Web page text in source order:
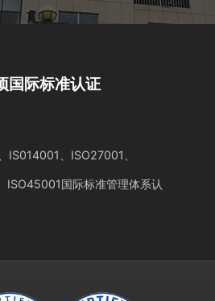
国际标准认证
IS014001、ISO27001、
国际标准管理体系认